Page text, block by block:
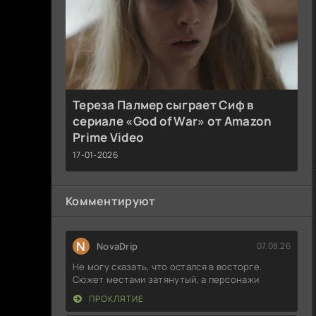
Тереза Палмер сыграет Сиф в
сериале «God of War» от Amazon
Prime Video
17-01-2026
Комментируют
N NovaDrip 07.08.26
Не могу сказать, что остался в восторге.
Сюжет местами затянутый, а персонажи
ПРОКЛЯТИЕ